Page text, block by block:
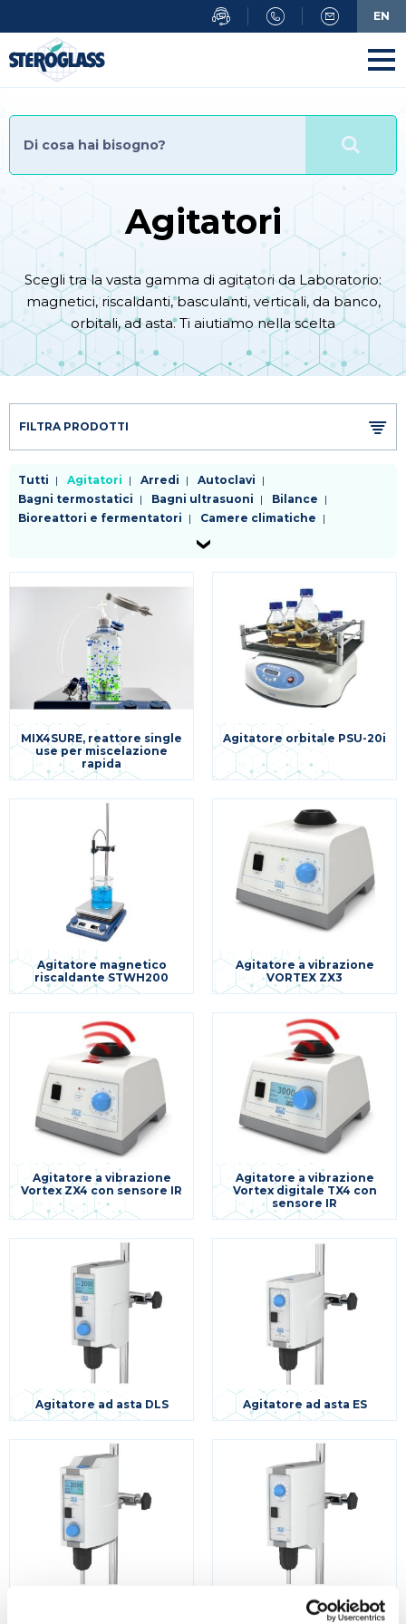
al
contenuto
principale
Agitatori
Scegli tra la vasta gamma di agitatori da Laboratorio:
magnetici, riscaldanti, basculanti, verticali, da banco,
orbitali, ad asta. Ti aiutiamo nella scelta
FILTRA PRODOTTI
Tutti Agitatori Arredi
Autoclavi
Bagni termostatici
Bagni ultrasuoni
Bilance
Bioreattori e fermentatori
Camere climatiche
Centrifughe
Frigoriferi e congelatori
Generatori di gas
Lavavetreria
Mulini e omogenizzatori
Microscopi
Phmetri conducimetri ossimetri
Pompe
Purificatori d'acqua
Sistemi da vuoto e trappole
Sistemi di filtrazione
Spettrofotometri e colorimetri
Stufe
Termometri e datalogger
Altra strumentazione per applicazioni specifiche
MIX4SURE, reattore single
use per miscelazione
rapida
Agitatore orbitale PSU-20i
Agitatore magnetico
riscaldante STWH200
Agitatore a vibrazione
VORTEX ZX3
Agitatore a vibrazione
Vortex ZX4 con sensore IR
Agitatore a vibrazione
Vortex digitale TX4 con
sensore IR
Agitatore ad asta DLS Agitatore ad asta ES
Agitatore ad asta LS
EN